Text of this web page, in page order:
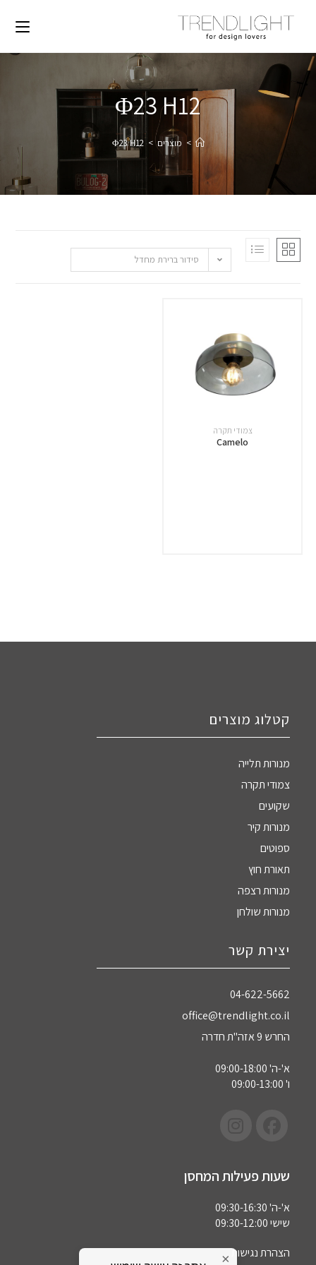
Φ23 H12
> מוצרים >
Φ23 H12
סידור ברירת מחדל
צמודי תקרה
Camelo
קטלוג מוצרים
מנורות תלייה
צמודי תקרה
שקועים
מנורות קיר
ספוטים
תאורת חוץ
מנורות רצפה
מנורות שולחן
יצירת קשר
04-622-5662‏
office@trendlight.co.il
החרש 9 אזה"ת חדרה
א'-ה' 09:00-18:00
ו' 09:00-13:00
שעות פעילות המחסן
א'-ה' 09:30-16:30
שישי 09:30-12:00
הצהרת נגישות×